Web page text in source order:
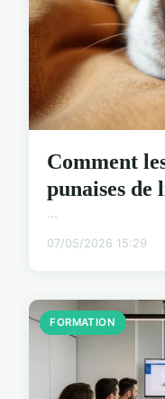
Comment
punaises de
...
07/05/2026 15:29
FORMATION